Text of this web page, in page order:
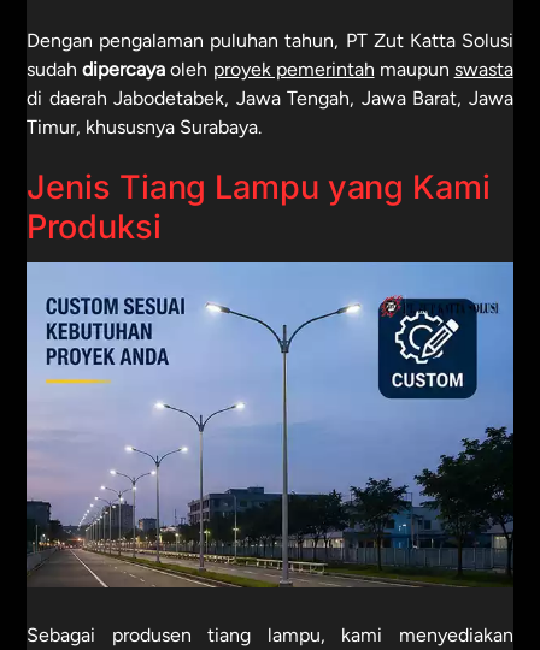
Dengan pengalaman puluhan tahun, PT Zut Katta Solusi
sudahdipercaya oleh proyek pemerintah maupun swasta
di daerah Jabodetabek, Jawa Tengah, Jawa Barat, Jawa
Timur, khususnya Surabaya.
Jenis Tiang Lampu yang Kami
Produksi
Sebagai produsen tiang lampu, kami menyediakan